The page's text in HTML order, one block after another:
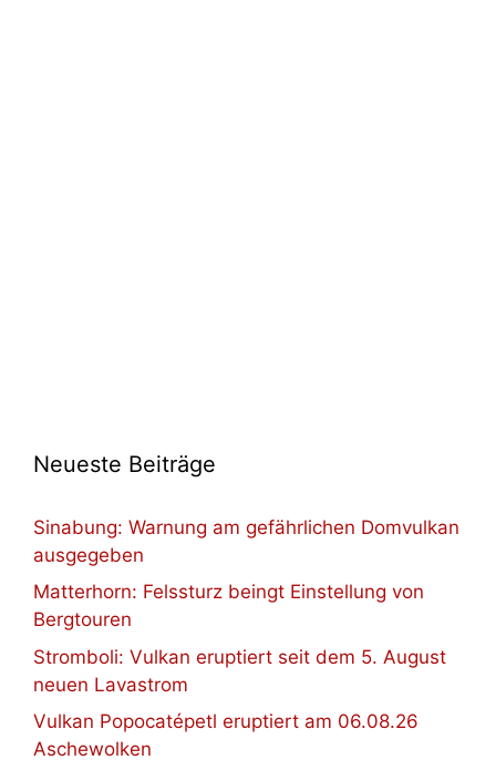
Neueste Beiträge
Sinabung: Warnung am gefährlichen Domvulkan
ausgegeben
Matterhorn: Felssturz beingt Einstellung von
Bergtouren
Stromboli: Vulkan eruptiert seit dem 5. August
neuen Lavastrom
Vulkan Popocatépetl eruptiert am 06.08.26
Aschewolken